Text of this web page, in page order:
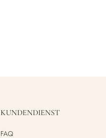
KUNDENDIENST
FAQ